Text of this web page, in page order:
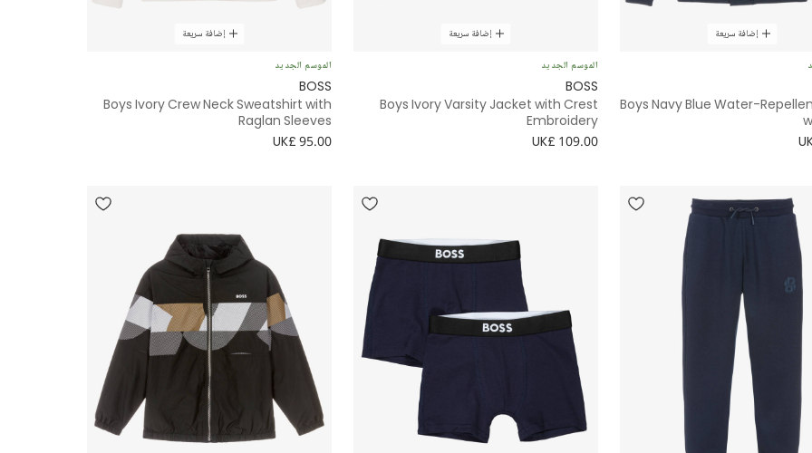
إضافة سريعة
Boys Navy Blue Water-
إضافة سريعة
الموسم الجديد
BOSS
Boys Ivory Varsity Jacket with Crest
Embroidery
UK£ 109.00
إضافة سريعة
الموسم الجديد
BOSS
Boys Ivory Crew Neck Sweatshirt with
Raglan Sleeves
UK£ 95.00